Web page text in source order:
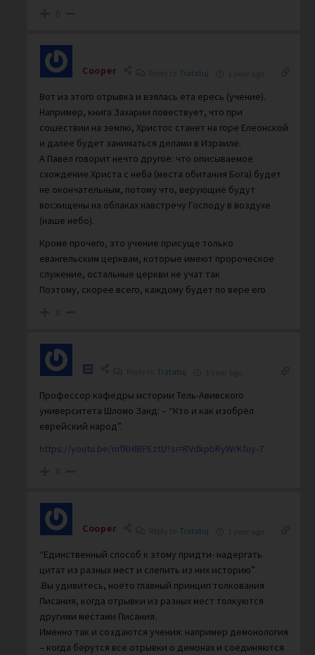
Cooper Tratatuj
Вот из этого отрывка и взялась ета ересь (учение).
Например, книга Захарии повествует, что при
сошествии на землю, Христос станет на горе Елеонской
и далее будет заниматься делами в Израиле.
А Павел говорит нечто другое: что описываемое
схождение Христа с неба (места обитания Бога) будет
не окончательным, потому что, верующие будут
восхищены на облаках навстречу Господу в воздухе
(наше небо).
Кроме прочего, это учение присуще только
евангельским церквам, которые имеют пророческое
служение, остальные церкви не учат так
Поэтому, скорее всего, каждому будет по вере его
Tratatuj
Профессор кафедры истории Тель-Авивского
университета Шломо Занд: – “Кто и как изобрёл
еврейский народ”.
https://youtu.be/mfRHIBPEztU?si=RVdkpbRyWrKfuy-7
Cooper Tratatuj
“Единственный способ к этому придти- надергать
цитат из разных мест и слепить из них историю”
.Вы удивитесь, ноето главный принцип толкования
Писания, когда отрывки из разных мест толкуются
другими местами Писания.
Именно так и создаются учения: например демонология
– когда берутся все отрывки о демонах и соединяются